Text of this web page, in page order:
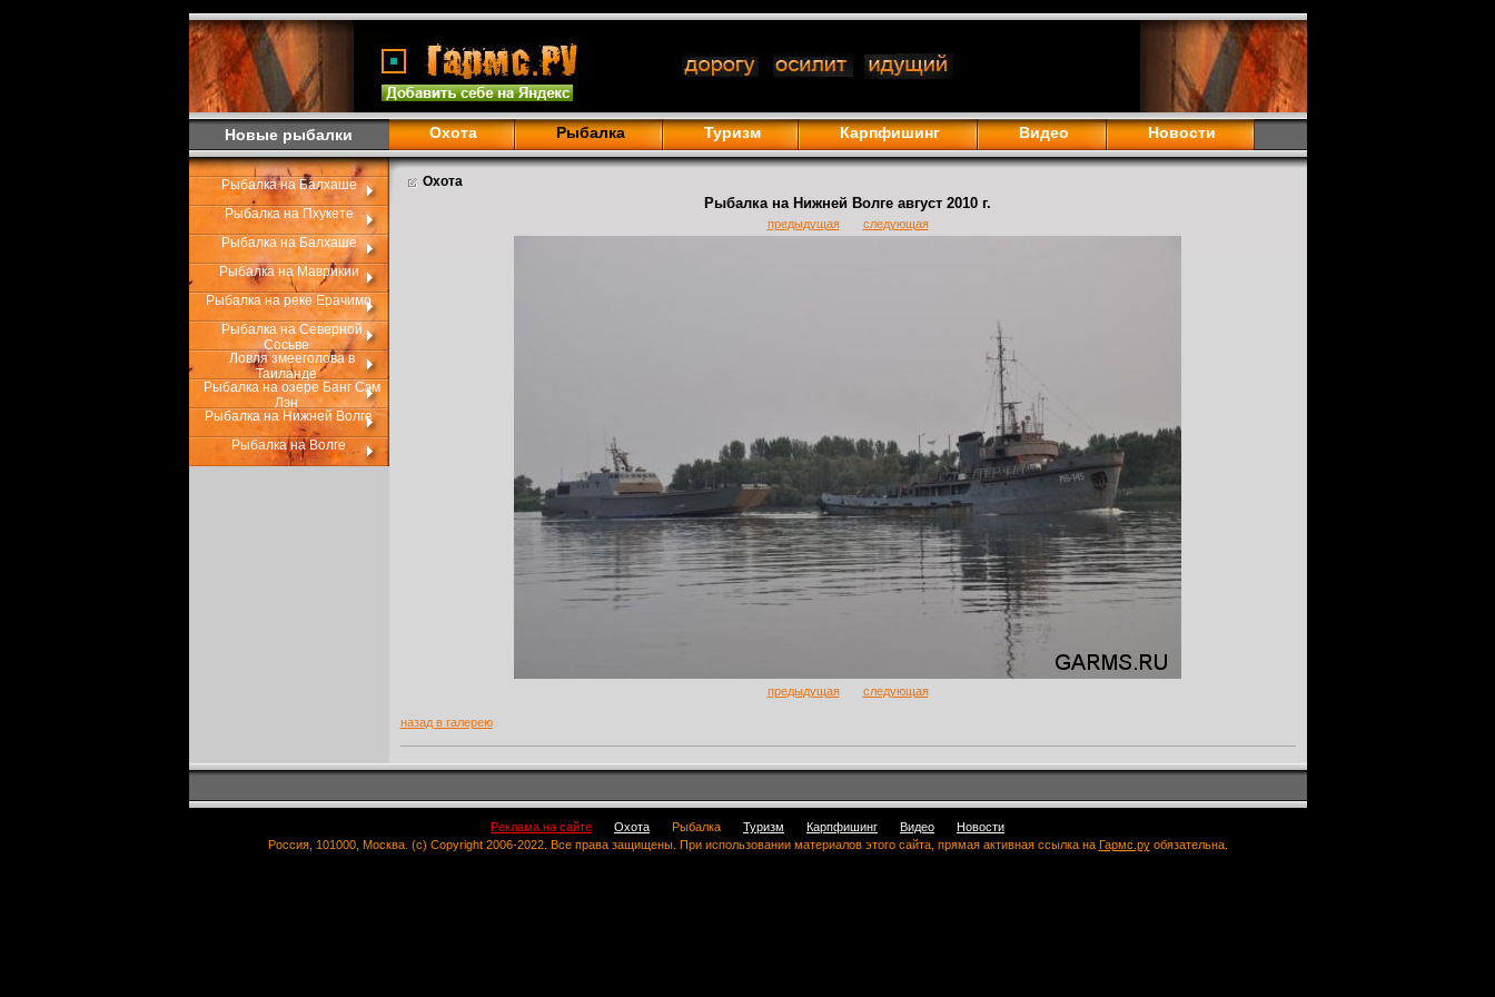
Новые рыбалки Охота Рыбалка Туризм Карпфишинг Видео Новости
Рыбалка на Балхаше
Рыбалка на Пхукете
Рыбалка на Балхаше
Рыбалка на Маврикии
Рыбалка на реке Ерачимо
Рыбалка на Северной
Сосьве
Ловля змееголова в
Таиланде
Рыбалка на озере Банг Сэм
Лэн
Рыбалка на Нижней Волге
Рыбалка на Волге
Охота
Рыбалка на Нижней Волге август 2010 г.
предыдущая следующая
предыдущая следующая
назад в галерею
Реклама на сайте Охота Рыбалка Туризм Карпфишинг Видео
Новости
Россия, 101000, Москва. (c) Copyright 2006-2022. Все права защищены. При использовании материалов этого сайта, прямая активная ссылка на Гармс.руобязательна.